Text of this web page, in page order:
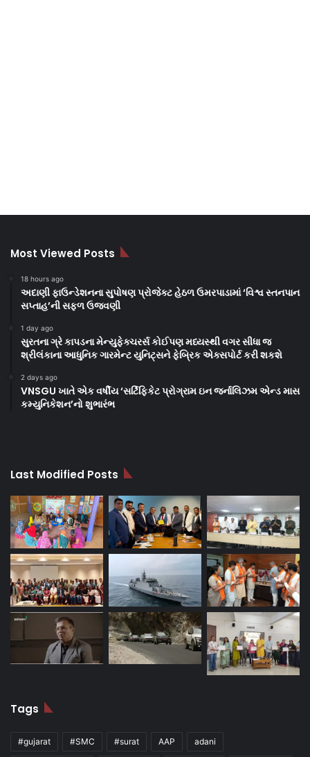
Most Viewed Posts
18 hours ago
અદાણી ફાઉન્ડેશનના સુપોષણ પ્રોજેક્ટ હેઠળ ઉમરપાડામાં ‘વિશ્વ સ્તનપાન
સપ્તાહ’ની સફળ ઉજવણી
1 day ago
સુરતના ગ્રે કાપડના મેન્યુફેક્ચરર્સ કોઈપણ મધ્યસ્થી વગર સીધા જ
શ્રીલંકાના આધુનિક ગારમેન્ટ યુનિટ્સને ફેબ્રિક એક્સપોર્ટ કરી શકશે
2 days ago
VNSGU ખાતે એક વર્ષીય ‘સર્ટિફિકેટ પ્રોગ્રામ ઇન જર્નાલિઝમ એન્ડ માસ
કમ્યુનિકેશન’નો શુભારંભ
Last Modified Posts
Tags
#gujarat #SMC #surat AAP adani